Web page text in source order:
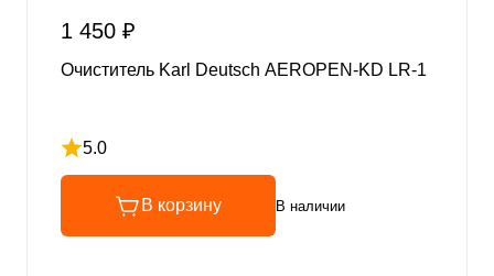
1 450 ₽
Очиститель Karl Deutsch AEROPEN-KD LR-1
5.0
Рейтинг 5 из 5
В корзину В наличии